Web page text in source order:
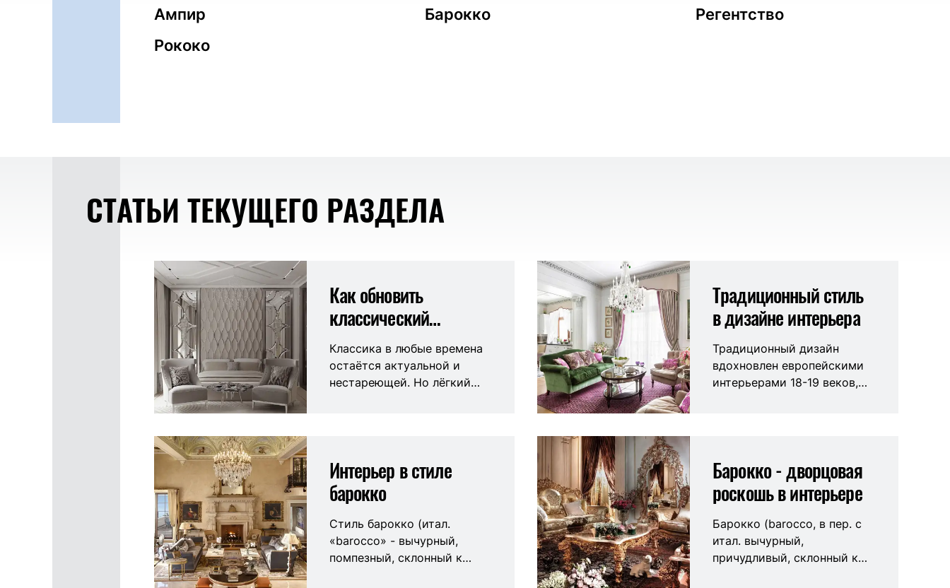
Ампир Барокко
Регентство
Рококо
СТАТЬИ ТЕКУЩЕГО РАЗДЕЛА
Как обновить
классический
интерьер
Классика в любые времена
остаётся актуальной и
нестареющей. Но лёгкий
Традиционный стиль
в дизайне интерьера
Традиционный дизайн
вдохновлен европейскими
интерьерами 18-19 веков,
уже тогда классические
решения утратили бьющую
в глаза роскошь и явную
вычурность, сохранив
изящество, элегантность,
комфорт и ощущение
незыблемости домашнего
Интерьер в стиле
барокко
Стиль барокко (итал.
«barocco» - вычурный,
помпезный, склонный к
Барокко - дворцовая
роскошь в интерьере
Барокко (barocco, в пер. с
итал. вычурный,
причудливый, склонный к